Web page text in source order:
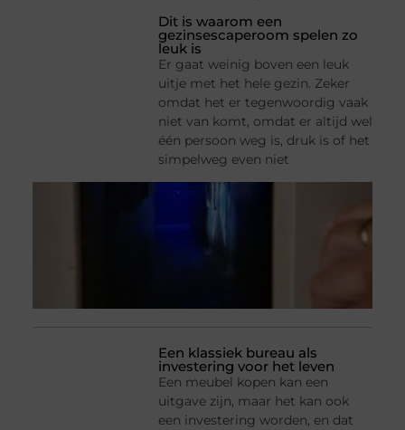
Dit is waarom een
gezinsescaperoom spelen zo
leuk is
Er gaat weinig boven een leuk
uitje met het hele gezin. Zeker
omdat het er tegenwoordig vaak
niet van komt, omdat er altijd wel
één persoon weg is, druk is of het
simpelweg even niet
Een klassiek bureau als
investering voor het leven
Een meubel kopen kan een
uitgave zijn, maar het kan ook
een investering worden, en dat